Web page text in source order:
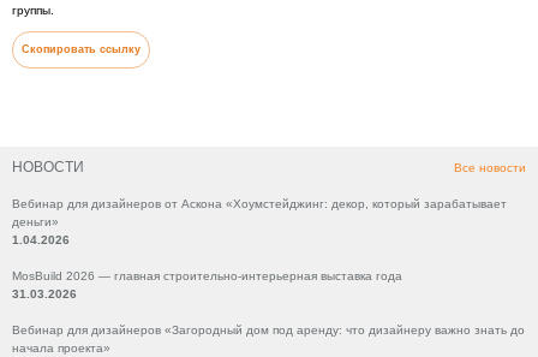
НОВОСТИ Все новости
Вебинар для дизайнеров от Аскона «Хоумстейджинг: декор, который зарабатывает
деньги»
1.04.2026
MosBuild 2026 — главная строительно-интерьерная выставка года
31.03.2026
Вебинар для дизайнеров «Загородный дом под аренду: что дизайнеру важно знать до
начала проекта»
группы.
Скопировать ссылку